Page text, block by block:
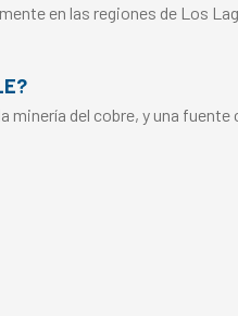
en las regiones de Los
del cobre, y una